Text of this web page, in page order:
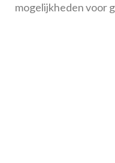
mogelijkheden voor